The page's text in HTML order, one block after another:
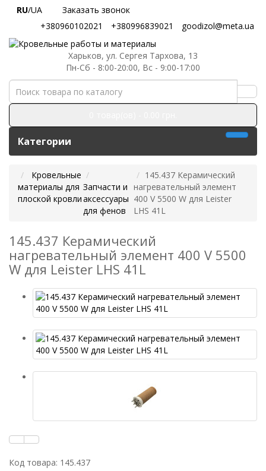
RU/UA
Заказать звонок
+380960102021
+380996839021 goodizol@meta.ua
Харьков, ул. Сергея Тархова, 13
Пн-Сб - 8:00-20:00, Вс - 9:00-17:00
Категории
Кровельные
материалы для
плоской кровли
Запчасти и
аксессуары
для фенов
145.437 Керамический
нагревательный элемент
400 V 5500 W для Leister
LHS 41L
145.437 Керамический
нагревательный элемент 400 V 5500
W для Leister LHS 41L
Код товара: 145.437